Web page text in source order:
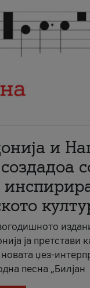
и
ја претстави
џез-
песна „Билјан